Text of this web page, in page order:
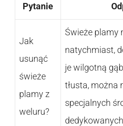
Pytanie
Jak
usunąć
świeże
plamy z
weluru?
Świeże plamy
natychmiast,
je wilgotną
tłusta, można
specjalnych